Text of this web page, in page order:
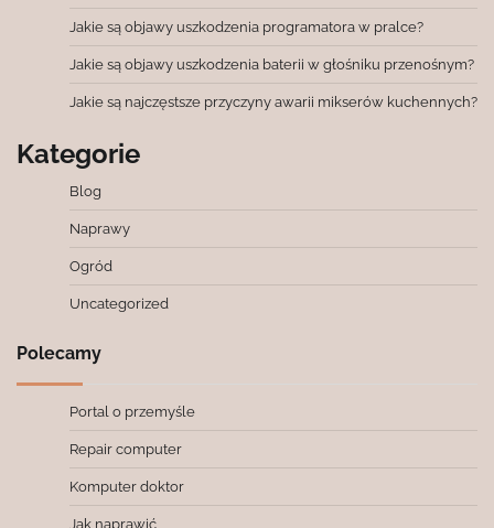
Jakie są objawy uszkodzenia programatora w pralce?
Jakie są objawy uszkodzenia baterii w głośniku przenośnym?
Jakie są najczęstsze przyczyny awarii mikserów kuchennych?
Kategorie
Blog
Naprawy
Ogród
Uncategorized
Polecamy
Portal o przemyśle
Repair computer
Komputer doktor
Jak naprawić